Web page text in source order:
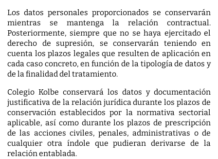
Los datos personales proporcionados se conservarán
mientras se mantenga la relación contractual.
Posteriormente, siempre que no se haya ejercitado el
derecho de supresión, se conservarán teniendo en
cuenta los plazos legales que resulten de aplicación en
cada caso concreto, en función de la tipología de datos y
de la finalidad del tratamiento.
Colegio Kolbe conservará los datos y documentación
justificativa de la relación jurídica durante los plazos de
conservación establecidos por la normativa sectorial
aplicable, así como durante los plazos de prescripción
de las acciones civiles, penales, administrativas o de
cualquier otra índole que pudieran derivarse de la
relación entablada.